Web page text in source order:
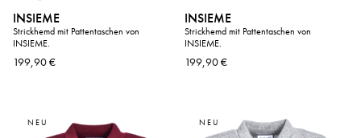
INSIEME
Strickhemd mit Pattentaschen von
INSIEME.
199,90 €
INSIEME
Strickhemd mit Pattentaschen von
INSIEME.
199,90 €
NEU NEU